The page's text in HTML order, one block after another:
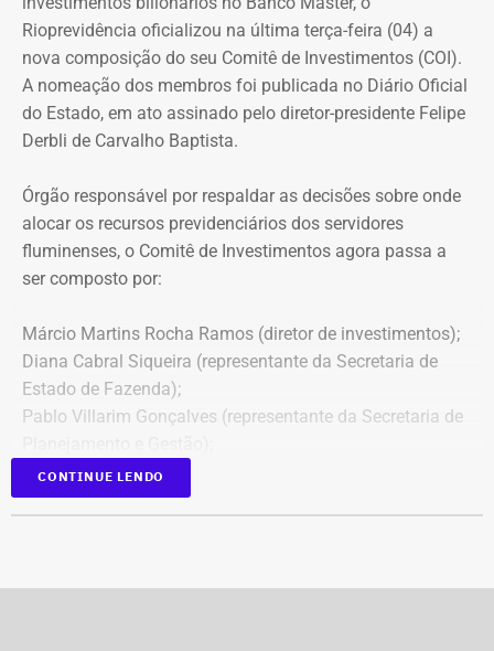
Rioprevidência oficializou na última terça-feira (04) a
nova composição do seu Comitê de Investimentos (COI).
A nomeação dos membros foi publicada no Diário Oficial
do Estado, em ato assinado pelo diretor-presidente Felipe
Derbli de Carvalho Baptista.
Órgão responsável por respaldar as decisões sobre onde
alocar os recursos previdenciários dos servidores
fluminenses, o Comitê de Investimentos agora passa a
ser composto por:
Márcio Martins Rocha Ramos (diretor de investimentos);
Diana Cabral Siqueira (representante da Secretaria de
Estado de Fazenda);
Pablo Villarim Gonçalves (representante da Secretaria de
Alisson José Ramos Batista (servidor do Corpo Técnico
do Rioprevidência);
CONTINUE LENDO